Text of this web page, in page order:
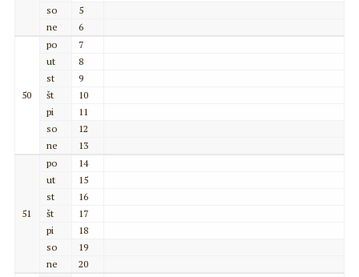
so
5
ne
6
50
po
7
ut
8
st
9
št
10
pi
11
so
12
ne
13
51
po
14
ut
15
st
16
št
17
pi
18
so
19
ne
20